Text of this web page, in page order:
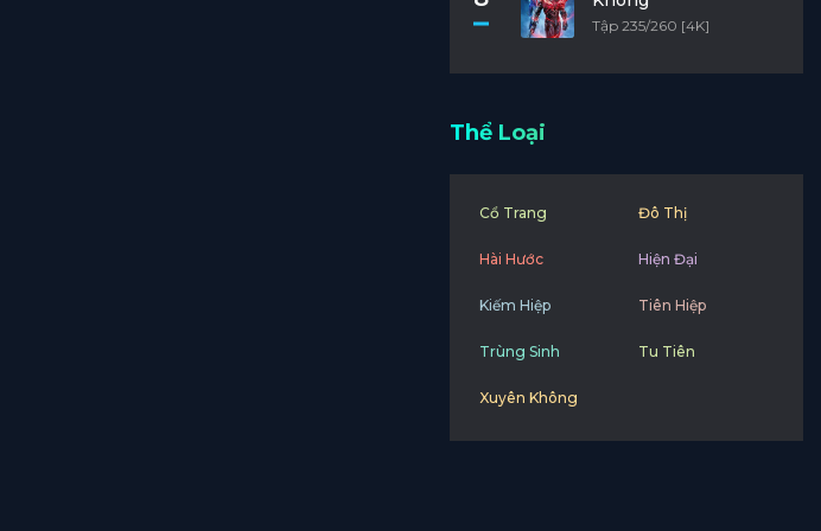
Tập 235/260 [4K]
Thể Loại
Cổ Trang Đô Thị
Hài Hước Hiện Đại
Kiếm Hiệp Tiên Hiệp
Trùng Sinh Tu Tiên
Xuyên Không